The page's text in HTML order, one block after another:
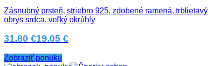
Zásnubný prsteň, striebro 925, zdobené ramená, trblietavý
obrys srdca, veľký okrúhly
31.80 €19.05 €
Zobraziť ponuku